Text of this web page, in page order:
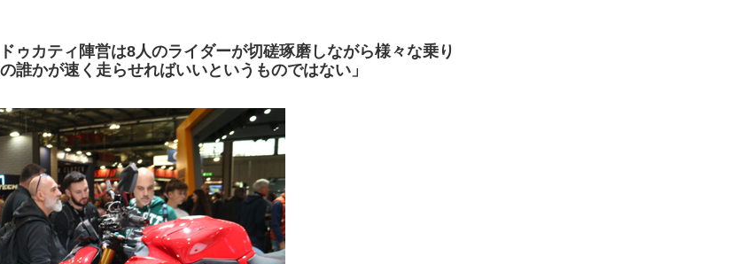
ゥカティ陣営は8人のライダーが切磋琢磨しながら様々な乗り
誰かが速く走らせればいいというものではない」